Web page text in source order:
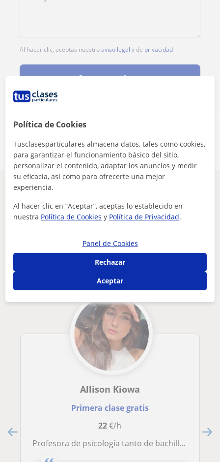
Comparte a este profesor
Al hacer clic, aceptas nuestroaviso legal y de privacidad
Contactar ahora
¿Hay algún error en este perfil?
Tus clases particulares Psicologia Las Palmas
Arrecife
Otros profesores de Psicologia en
Arrecife que pueden interesarte
Allison Kiowa
Primera clase gratis
22€/h
Profesora de psicología tanto de bachillerato como cualquier nivel universitario.
Política de Cookies
Tusclasesparticulares almacena datos, tales como cookies,
para garantizar el funcionamiento básico del sitio,
personalizar el contenido, adaptar los anuncios y medir
su eficacia, así como para ofrecerte una mejor
experiencia.
Al hacer clic en “Aceptar”, aceptas lo establecido en
nuestra Política de Cookies y Política de Privacidad.
Panel de Cookies
Rechazar
Aceptar